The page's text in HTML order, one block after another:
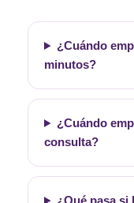
¿Cuándo
minutos?
¿Cuándo
consulta?
¿Qué pasa si